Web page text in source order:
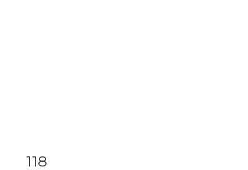
Item detail
118